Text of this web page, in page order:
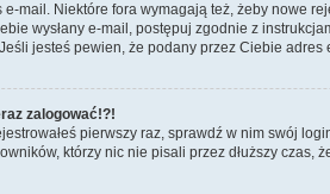
mail. Niektóre fora wymagają też, żeby nowe
wysłany e-mail, postępuj zgodnie z
jesteś pewien, że podany przez Ciebie
zalogować!?!
pierwszy raz, sprawdź w nim swój
którzy nic nie pisali przez dłuższy